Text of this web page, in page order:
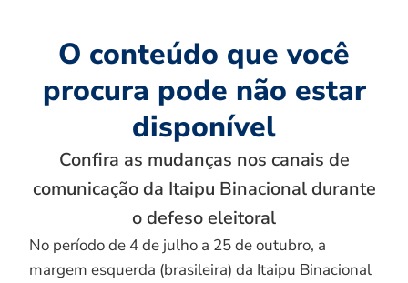
O conteúdo que você
procura pode não estar
disponível
Confira as mudanças nos canais de
comunicação da Itaipu Binacional durante
o defeso eleitoral
No período de 4 de julho a 25 de outubro, a
margem esquerda (brasileira) da Itaipu Binacional